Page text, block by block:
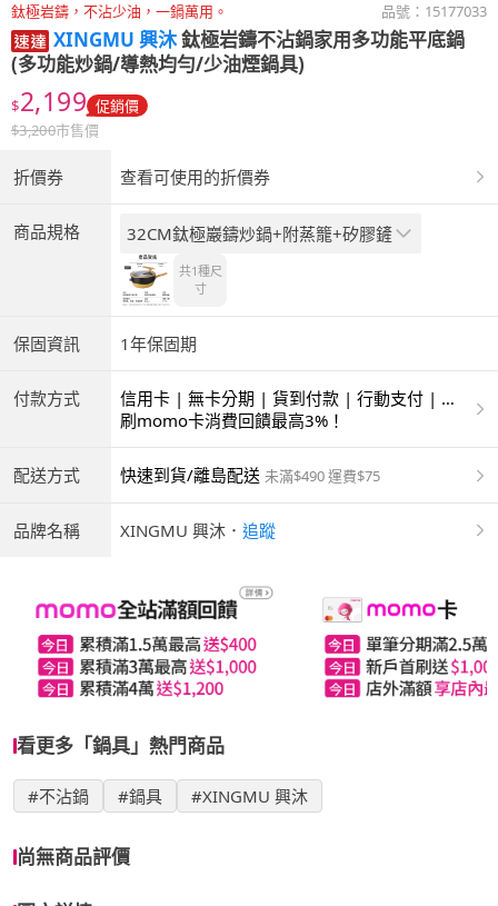
鈦極岩鑄，不沾少油，一鍋萬用。 品號： 15177033
XINGMU 興沐鈦極岩鑄不沾鍋家用多功能平底鍋
(多功能炒鍋/導熱均勻/少油煙鍋具)
$2,199 促銷價
$3,200市售價
折價券 查看可使用的折價券
商品規格 32CM鈦極巖鑄炒鍋+附蒸籠+矽膠鏟
共1種尺
寸
保固資訊 1年保固期
付款方式
信用卡 | 無卡分期 | 貨到付款 | 行動支付 | 超
商付款 | ATM | 銀聯卡
刷momo卡消費回饋最高3%！
配送方式 快速到貨/離島配送 未滿$490 運費$75
品牌名稱 XINGMU 興沐 ． 追蹤
看更多「鍋具」熱門商品
#不沾鍋 #鍋具 #XINGMU 興沐
尚無商品評價